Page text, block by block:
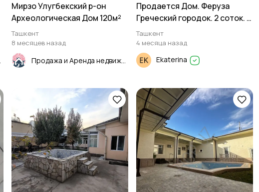
Мирзо Улугбекский р-он
Археологическая Дом 120м²
Ташкент
8 месяцев назад
Продается Дом. Феруза
Греческий городок. 2 соток. 2
уровня. 160м²
Ташкент
4 месяца назад
Ekaterina